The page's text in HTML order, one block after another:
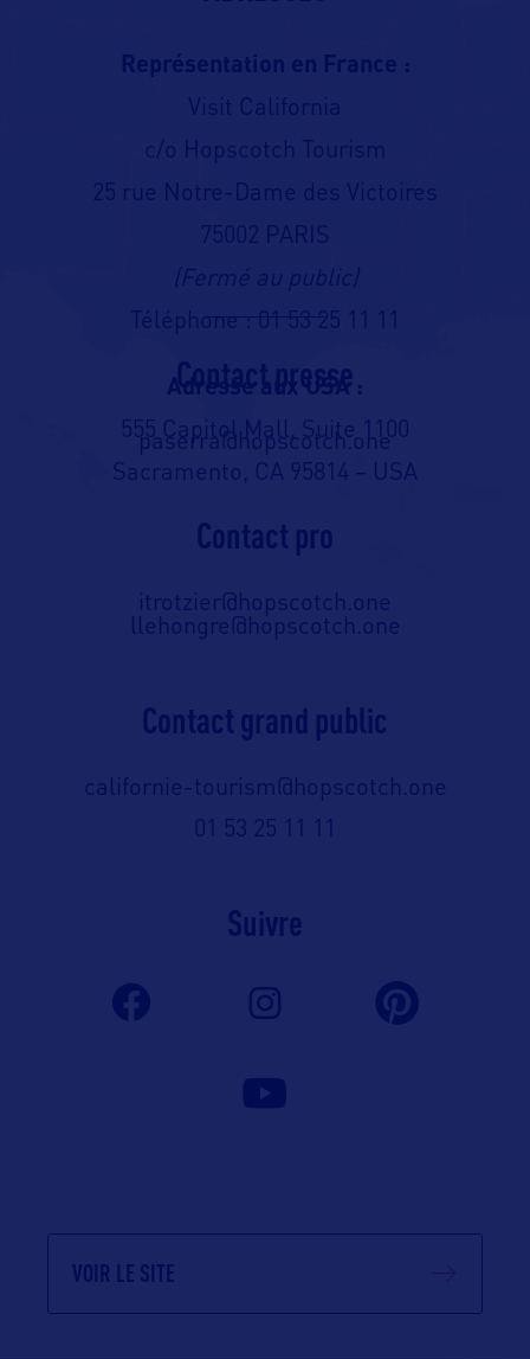
Représentation en France :
c/o Hopscotch Tourism
25 rue Notre-Dame des Victoires
75002 PARIS
(Fermé au public)
Adresse aux USA :
555 Capitol Mall, Suite 1100
Sacramento, CA 95814 – USA
Contact presse
paserra@hopscotch.one
Contact pro
itrotzier@hopscotch.one
llehongre@hopscotch.one
Contact grand public
californie-tourism@hopscotch.one
01 53 25 11 11
Suivre
VOIR LE SITE